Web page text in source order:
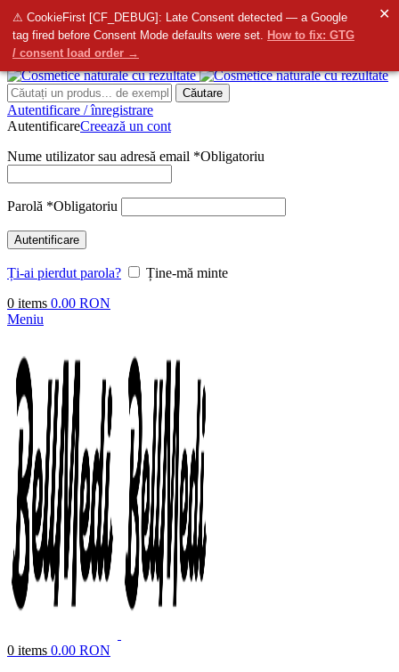
⚠ CookieFirst [CF_DEBUG]: Late Consent detected — a Google
tag fired before Consent Mode defaults were set. How to fix: GTG
/ consent load order →
✕
info@bellmedi.ro
Contactați-ne
- Suntem aici pentru dvs. de la8:00do16:00
Căutare
Autentificare / înregistrare
AutentificareCreează un cont
Nume utilizator sau adresă email *Obligatoriu
Parolă *Obligatoriu
Autentificare
Ți-ai pierdut parola?
Ține-mă minte
0 items 0.00 RON
Meniu
0 items 0.00 RON